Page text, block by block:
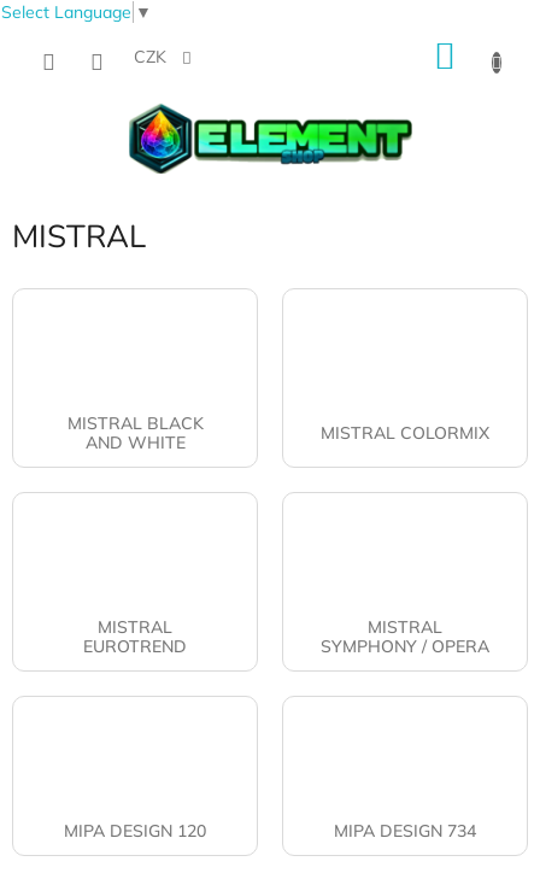
Select Language ▼
CZK
MISTRAL
MISTRAL BLACK
AND WHITE
MISTRAL COLORMIX
MISTRAL
EUROTREND
MISTRAL
SYMPHONY / OPERA
MIPA DESIGN 120 MIPA DESIGN 734